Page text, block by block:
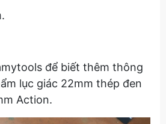
để biết thêm thông
lục giác 22mm thép đen
Action.